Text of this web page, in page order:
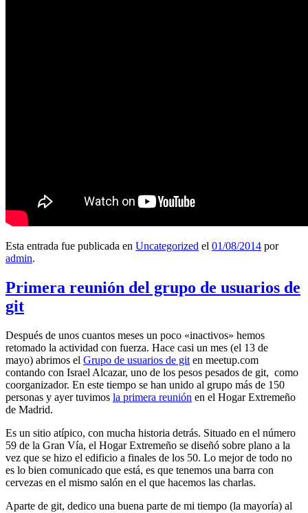
Esta entrada fue publicada en Uncategorized el 01/08/2014 por
admin.
Primera reunión del grupo de usuarios de
git
Después de unos cuantos meses un poco «inactivos» hemos
retomado la actividad con fuerza. Hace casi un mes (el 13 de
mayo) abrimos el Grupo de usuarios de git en meetup.com
contando con Israel Alcazar, uno de los pesos pesados de git, como
coorganizador. En este tiempo se han unido al grupo más de 150
personas y ayer tuvimos la primera reunión en el Hogar Extremeño
de Madrid.
Es un sitio atípico, con mucha historia detrás. Situado en el número
59 de la Gran Vía, el Hogar Extremeño se diseñó sobre plano a la
vez que se hizo el edificio a finales de los 50. Lo mejor de todo no
es lo bien comunicado que está, es que tenemos una barra con
cervezas en el mismo salón en el que hacemos las charlas.
Aparte de git, dedico una buena parte de mi tiempo (la mayoría) al